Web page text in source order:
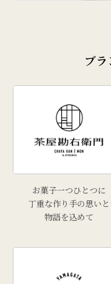
ブ
お菓子一つひとつに
丁重な作り手の思いと
物語を込めて